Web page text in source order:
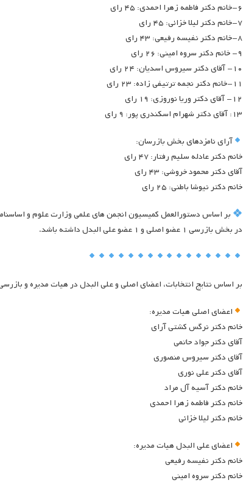
۶-خانم دکتر فاطمه زهرا احمدی: ۴۵ رای
۷-خانم دکتر لیلا خزائی: ۴۵ رای
۸-خانم دکتر نفیسه رفیعی: ۴۳ رای
۹- خانم دکتر سروه امینی: ۲۶ رای
۱۰- آقای دکتر سیروس اسدیان: ۲۴ رای
۱۱-خانم دکتر نجمه ترتیفی زاده: ۲۳ رای
۱۲- آقای دکتر وریا نوروزی: ۱۹ رای
۱۳: آقای دکتر شهرام اسکندری پور: ۹ رای
آرای نامزدهای بخش بازرسان:
خانم دکتر عادله سلیم رفتار: ۴۷ رای
آقای دکتر محمود خروشی: ۴۳ رای
خانم دکتر نیوشا باطنی: ۲۵ رای
در بخش بازرسی ۱ عضو اصلی و ۱ عضو علی البدل داشته باشد.
بر اساس نتایج انتخابات، اعضای اصلی و علی البدل در هیات مدیره و
اعضای اصلی هیات مدیره:
خانم دکتر نرگس کشتی آرای
آقای دکتر جواد حاتمی
آقای دکتر سیروس منصوری
آقای دکتر علی نوری
خانم دکتر آسیه آل مراد
خانم دکتر فاطمه زهرا احمدی
خانم دکتر لیلا خزائی
اعضای علی البدل هیات مدیره:
خانم دکتر نفیسه رفیعی
خانم دکتر سروه امینی